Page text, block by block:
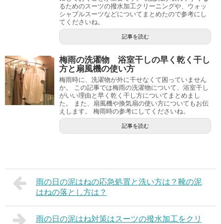
るためのスーツの撥水加工クリーニングや、ウォッ
シャブルスーツなどについてまとめたので参考にし
てくださいね。
記事を読む
梅雨の洗濯物 浴室干しの早く乾く干し
方と扇風機の使い方
梅雨時に、洗濯物が外に干せなくて困っていません
か。 この記事では梅雨の洗濯物について、浴室干し
がいい理由と早く乾く干し方についてまとめまし
た。 また、扇風機や換気扇の使い方についてもお伝
えします。 梅雨時の参考にしてくださいね。
記事を読む
雨の日の泥はねの応急処置と洗い方は？靴の泥
はねの落とし方は？
雨の日の泥はね対策はスーツの撥水加工をクリ